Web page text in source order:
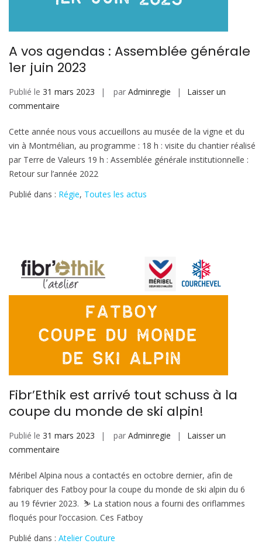
A vos agendas : Assemblée générale
1er juin 2023
Publié le 31 mars 2023 par Adminregie
Laisser un
commentaire
vos
agendas
:
Assemblée
générale
1er
Cette année nous vous accueillons au musée de la vigne et du
vin à Montmélian, au programme : 18 h : visite du chantier réalisé
par Terre de Valeurs 19 h : Assemblée générale institutionnelle :
Retour sur l’année 2022
Publié dans : Régie, Toutes les actus
Fibr’Ethik est arrivé tout schuss à la
coupe du monde de ski alpin!
Publié le 31 mars 2023 par Adminregie
Laisser un
commentaire
est
arrivé
tout
schuss
à
Méribel Alpina nous a contactés en octobre dernier, afin de
fabriquer des Fatboy pour la coupe du monde de ski alpin du 6
au 19 février 2023. ⛷️ La station nous a fourni des oriflammes
floqués pour l’occasion. Ces Fatboy
Publié dans : Atelier Couture